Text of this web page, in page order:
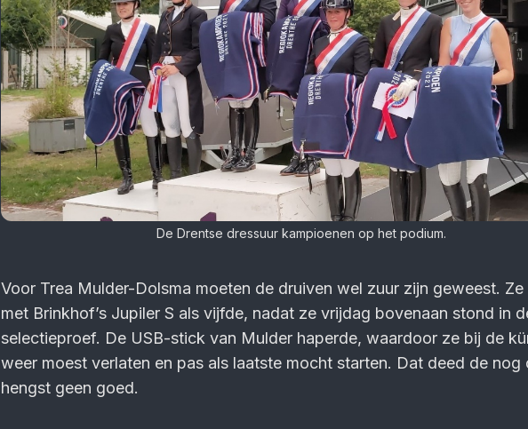
De Drentse dressuur kampioenen op het podium.
Voor Trea Mulder-Dolsma moeten de druiven wel zuur zijn geweest.
met Brinkhof’s Jupiler S als vijfde, nadat ze vrijdag bovenaan stond in
selectieproef. De USB-stick van Mulder haperde, waardoor ze bij de
weer moest verlaten en pas als laatste mocht starten. Dat deed de nog
hengst geen goed.